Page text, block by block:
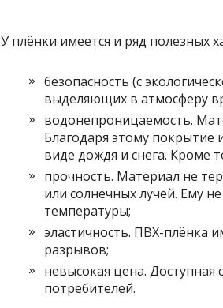
У плёнки имеется и ряд полезных
безопасность (с
выделяющих в атмосферу
водонепроницаемость.
Благодаря этому
виде дождя и снега. Кроме
прочность. Материал не
или солнечных лучей. Ему
температуры;
эластичность. ПВХ-плёнка
разрывов;
невысокая цена.
потребителей.